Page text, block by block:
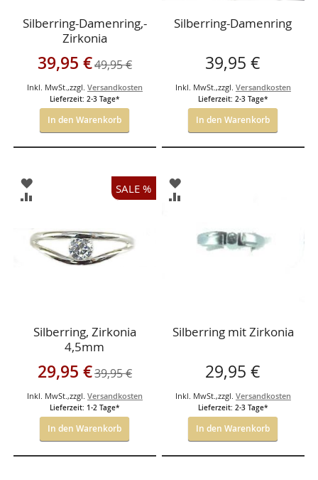
Silberring-Damenring,-
Zirkonia
Sonderangebot
39,95 €49,95 €
Inkl. MwSt. ,zzgl. Versandkosten
Lieferzeit: 2-3 Tage*
In den Warenkorb
Silberring-Damenring
39,95 €
Inkl. MwSt. ,zzgl. Versandkosten
Lieferzeit: 2-3 Tage*
In den Warenkorb
SALE %
ZUR
WUNSCHLISTE
ZUR
Silberring, Zirkonia
4,5mm
Sonderangebot
29,95 €39,95 €
Inkl. MwSt. ,zzgl. Versandkosten
Lieferzeit: 1-2 Tage*
In den Warenkorb
ZUR
WUNSCHLISTE
ZUR
Silberring mit Zirkonia
29,95 €
Inkl. MwSt. ,zzgl. Versandkosten
Lieferzeit: 2-3 Tage*
In den Warenkorb